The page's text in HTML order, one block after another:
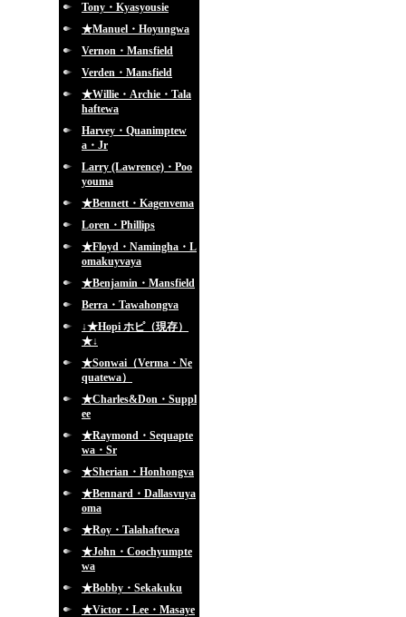
Tony・Kyasyousie
★Manuel・Hoyungwa
Vernon・Mansfield
Verden・Mansfield
★Willie・Archie・Tala
haftewa
Harvey・Quanimptew
a・Jr
Larry (Lawrence)・Poo
youma
★Bennett・Kagenvema
Loren・Phillips
★Floyd・Namingha・L
omakuyvaya
★Benjamin・Mansfield
Berra・Tawahongva
↓★Hopi ホピ（現存）
★↓
★Sonwai（Verma・Ne
quatewa）
★Charles&Don・Suppl
ee
★Raymond・Sequapte
wa・Sr
★Sherian・Honhongva
★Bennard・Dallasvuya
oma
★Roy・Talahaftewa
★John・Coochyumpte
wa
★Bobby・Sekakuku
★Victor・Lee・Masaye